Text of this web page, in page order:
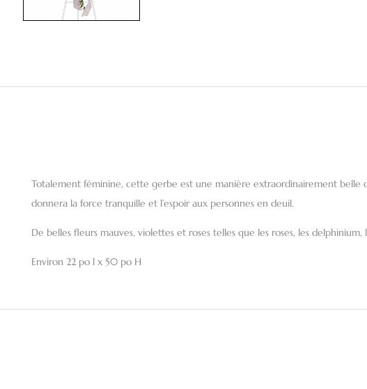
Totalement féminine, cette gerbe est une manière extraordinairement belle
donnera la force tranquille et l’espoir aux personnes en deuil.
De belles fleurs mauves, violettes et roses telles que les roses, les
Environ 22 po l x 50 po H